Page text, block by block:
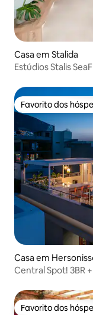
Casa em Stalida
Estúdios Stalis
Favorito dos
Favorito dos
Casa em
Central Spot! 3BR
Favorito dos